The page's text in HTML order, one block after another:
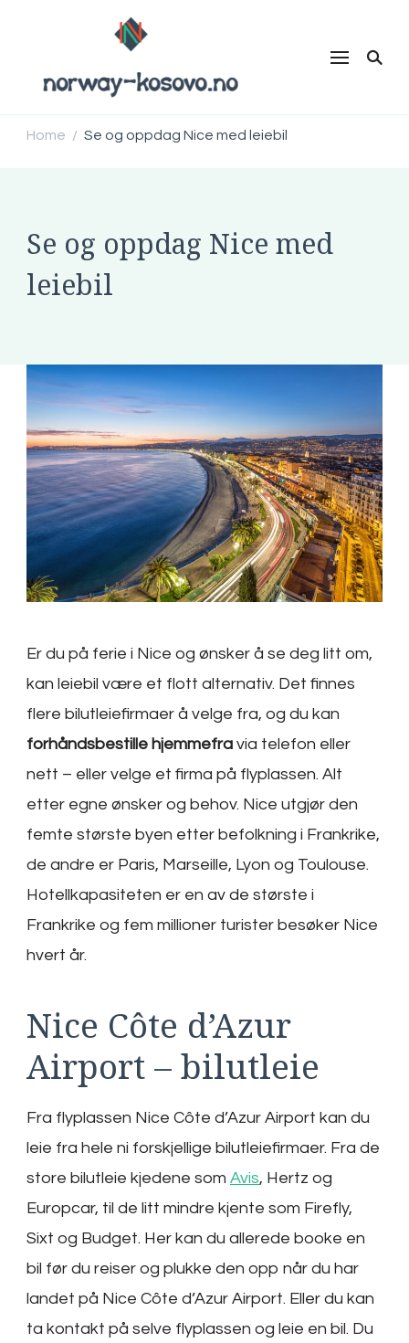
norway-
norway-kosovo.no
Home / Se og oppdag Nice med leiebil
Se og oppdag Nice med
leiebil
Er du på ferie i Nice og ønsker å se deg litt om,
kan leiebil være et flott alternativ. Det finnes
flere bilutleiefirmaer å velge fra, og du kan
forhåndsbestille hjemmefra via telefon eller
nett – eller velge et firma på flyplassen. Alt
etter egne ønsker og behov. Nice utgjør den
femte største byen etter befolkning i Frankrike,
de andre er Paris, Marseille, Lyon og Toulouse.
Hotellkapasiteten er en av de største i
Frankrike og fem millioner turister besøker Nice
hvert år.
Nice Côte d’Azur
Airport – bilutleie
Fra flyplassen Nice Côte d’Azur Airport kan du
leie fra hele ni forskjellige bilutleiefirmaer. Fra de
store bilutleie kjedene som Avis, Hertz og
Europcar, til de litt mindre kjente som Firefly,
Sixt og Budget. Her kan du allerede booke en
bil før du reiser og plukke den opp når du har
landet på Nice Côte d’Azur Airport. Eller du kan
ta kontakt på selve flyplassen og leie en bil. Du